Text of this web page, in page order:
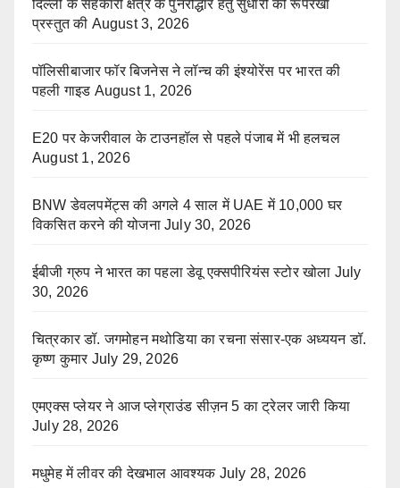
दिल्ली के सहकारी क्षेत्र के पुनरोद्धार हेतु सुधारों की रूपरेखा
प्रस्तुत की August 3, 2026
पॉलिसीबाजार फॉर बिजनेस ने लॉन्च की इंश्योरेंस पर भारत की
पहली गाइड August 1, 2026
E20 पर केजरीवाल के टाउनहॉल से पहले पंजाब में भी हलचल
August 1, 2026
BNW डेवलपमेंट्स की अगले 4 साल में UAE में 10,000 घर
विकसित करने की योजना July 30, 2026
ईबीजी ग्रुप ने भारत का पहला डेवू एक्सपीरियंस स्टोर खोला July
30, 2026
चित्रकार डॉ. जगमोहन मथोडिया का रचना संसार-एक अध्ययन डॉ.
कृष्ण कुमार July 29, 2026
एमएक्स प्लेयर ने आज प्लेग्राउंड सीज़न 5 का ट्रेलर जारी किया
July 28, 2026
मधुमेह में लीवर की देखभाल आवश्यक July 28, 2026